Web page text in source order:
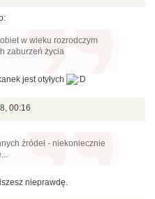
w wieku rozrodczym
zaburzeń życia
jest otyłych
00:16
źródeł - niekoniecznie
nieprawdę.